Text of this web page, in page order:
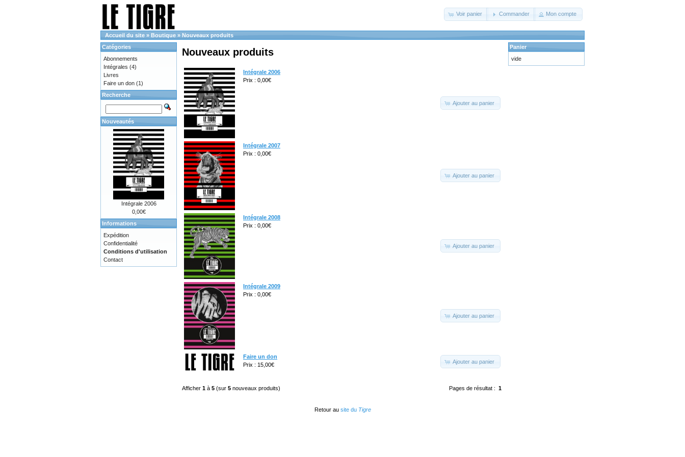
Voir panier Commander Mon compte
Accueil du site » Boutique » Nouveaux produits
Nouveaux produits
Intégrale 2006
Prix : 0,00€
Ajouter au panier
Intégrale 2007
Prix : 0,00€
Ajouter au panier
Intégrale 2008
Prix : 0,00€
Ajouter au panier
Intégrale 2009
Prix : 0,00€
Ajouter au panier
Faire un don
Prix : 15,00€
Ajouter au panier
Pages de résultat : 1
Afficher 1 à 5 (sur 5 nouveaux produits)
Catégories
Abonnements
Intégrales (4)
Livres
Faire un don (1)
Recherche
Nouveautés
Intégrale 2006
0,00€
Informations
Expédition
Confidentialité
Conditions d'utilisation
Contact
Panier
vide
Retour au site du Tigre